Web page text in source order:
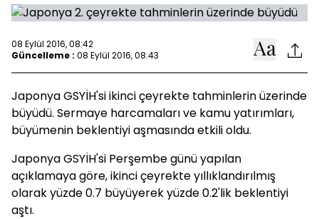
08 Eylül 2016, 08:42
Güncelleme : 08 Eylül 2016, 08:43
Japonya GSYİH'si ikinci çeyrekte tahminlerin üzerinde
büyüdü. Sermaye harcamaları ve kamu yatırımları,
büyümenin beklentiyi aşmasında etkili oldu.
Japonya GSYİH'si Perşembe günü yapılan
açıklamaya göre, ikinci çeyrekte yıllıklandırılmış
olarak yüzde 0.7 büyüyerek yüzde 0.2'lik beklentiyi
aştı.